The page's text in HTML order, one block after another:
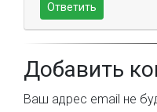
Ответить
Добавить
Ваш адрес email не